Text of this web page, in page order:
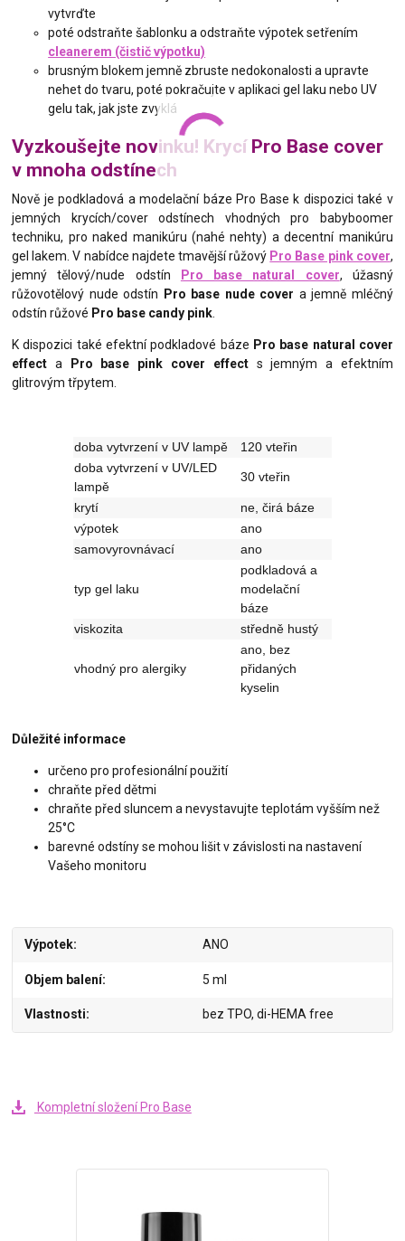
vytvrďte
poté odstraňte šablonku a odstraňte výpotek setřením
cleanerem (čistič výpotku)
brusným blokem jemně zbruste nedokonalosti a upravte
nehet do tvaru, poté pokračujte v aplikaci gel laku nebo UV
gelu tak, jak jste zvyklá
Vyzkoušejte novinku! Krycí Pro Base cover
v mnoha odstínech
Nově je podkladová a modelační báze Pro Base k dispozici také v
jemných krycích/cover odstínech vhodných pro babyboomer
techniku, pro naked manikúru (nahé nehty) a decentní manikúru
gel lakem. V nabídce najdete tmavější růžový Pro Base pink cover,
jemný tělový/nude odstín
Pro base natural cover, úžasný
růžovotělový nude odstín
Pro base nude cover a jemně mléčný
odstín růžové Pro base candy pink
K dispozici také efektní podkladové báze Pro base natural cover
effect a Pro base pink cover effects jemným a efektním
glitrovým třpytem.
doba vytvrzení v UV lampě
120 vteřin
doba vytvrzení v UV/LED
lampě
30 vteřin
krytí
ne, čirá báze
výpotek
ano
samovyrovnávací
ano
typ gel laku
podkladová a
modelační
báze
viskozita
středně hustý
vhodný pro alergiky
ano, bez
přidaných
kyselin
Důležité informace
určeno pro profesionální použití
chraňte před dětmi
chraňte před sluncem a nevystavujte teplotám vyšším než
25°C
barevné odstíny se mohou lišit v závislosti na nastavení
Vašeho monitoru
Výpotek ANO
Objem balení 5 ml
Vlastnosti bez TPO, di-HEMA free
Kompletní složení Pro Base